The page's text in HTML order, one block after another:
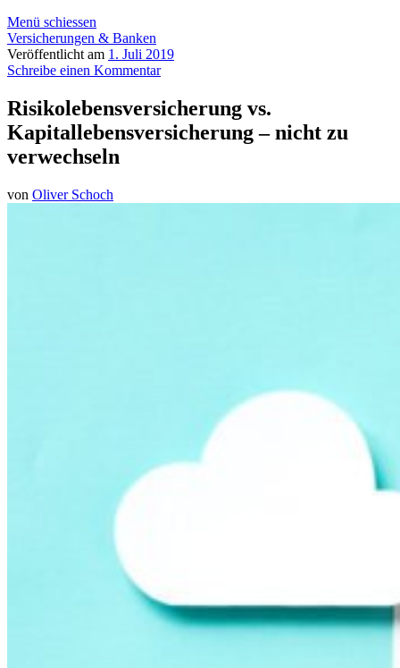
Menü schiessen
Versicherungen & Banken
Veröffentlicht am 1. Juli 2019
Schreibe einen Kommentar
Risikolebensversicherung vs.
Kapitallebensversicherung – nicht zu
verwechseln
von Oliver Schoch